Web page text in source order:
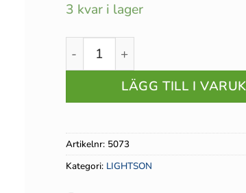
var:
29 kr.
3 kvar i lager
Övergång, ny hona mängd
LÄGG TILL I
Artikelnr: 5073
Kategori: LIGHTSON